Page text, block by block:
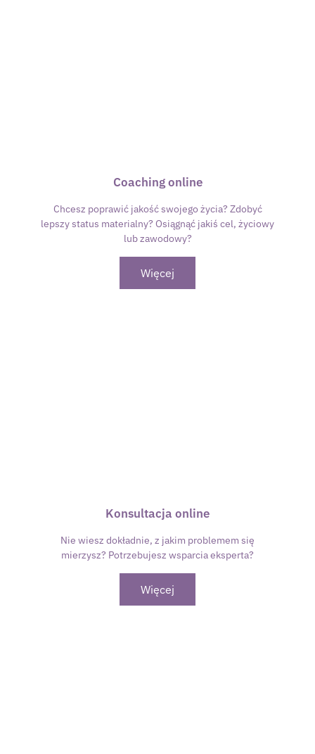
Coaching online
Chcesz poprawić jakość swojego życia? Zdobyć
lepszy status materialny? Osiągnąć jakiś cel, życiowy
lub zawodowy?
Więcej
Konsultacja online
Nie wiesz dokładnie, z jakim problemem się
mierzysz? Potrzebujesz wsparcia eksperta?
Więcej